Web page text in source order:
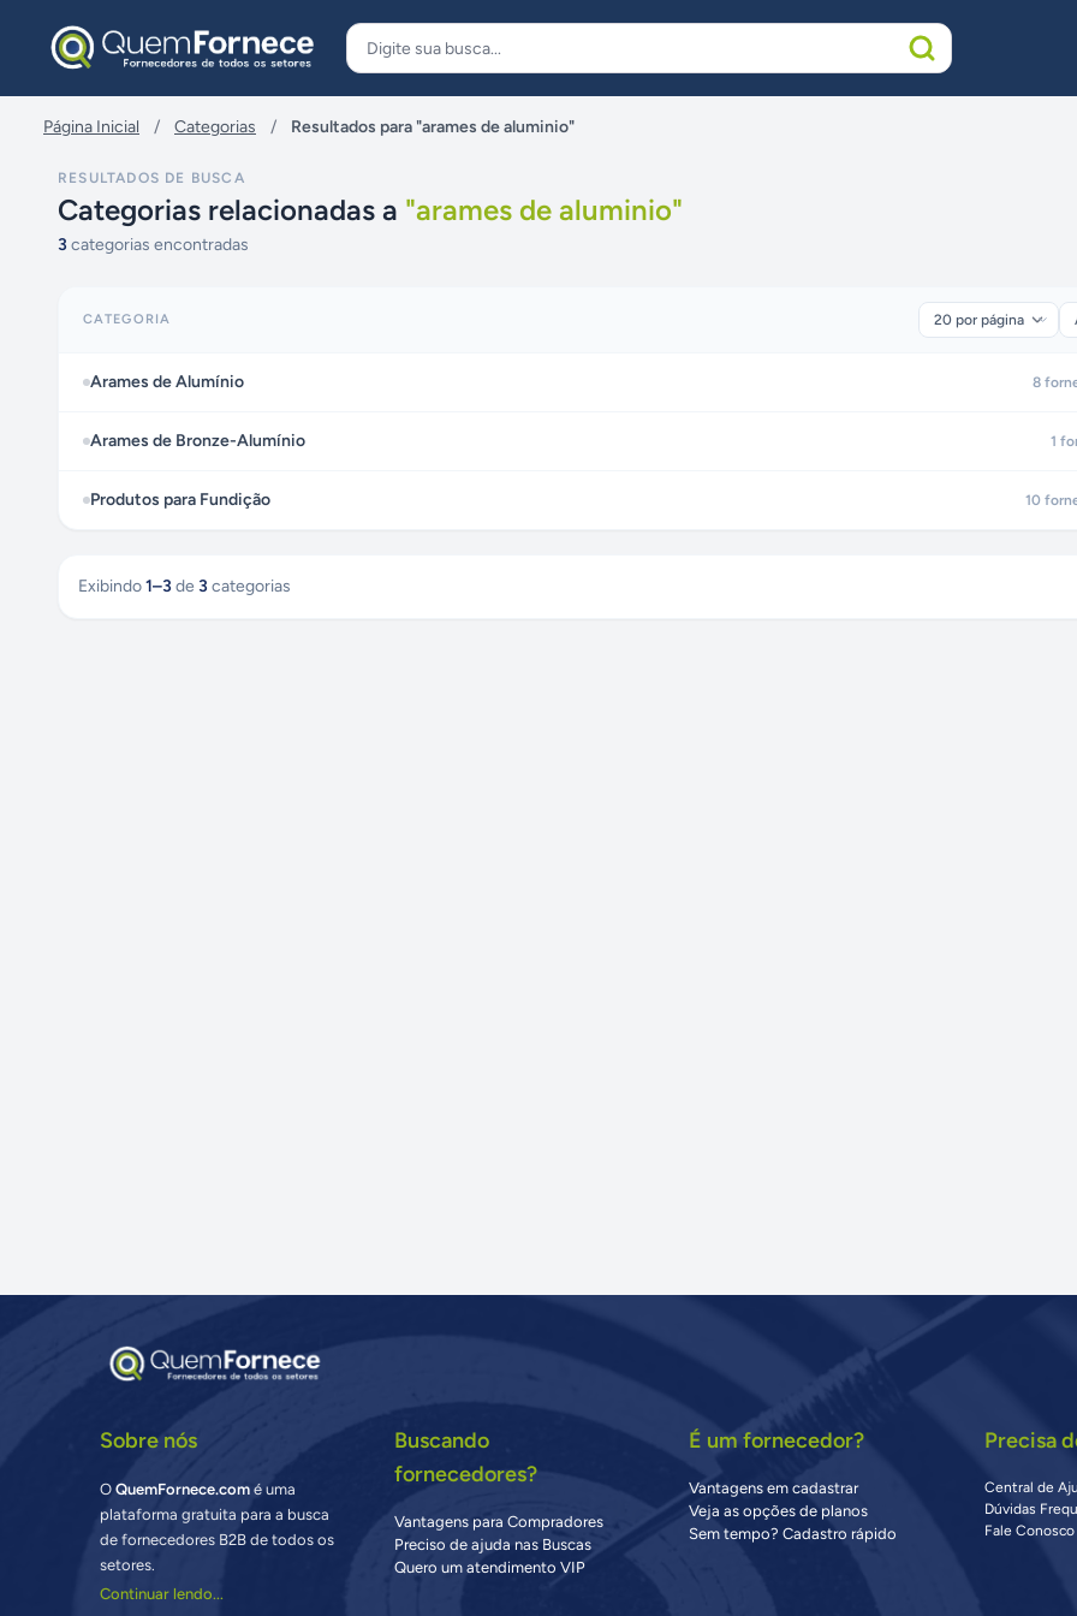
Página Inicial / Categorias / Resultados para "arames de aluminio"
RESULTADOS DE BUSCA
Categorias relacionadas a "arames de aluminio"
3 categorias encontradas
CATEGORIA
Arames de Alumínio 8
Arames de Bronze-Alumínio 1
Produtos para Fundição 10
Exibindo1–3 de 3 categorias
Sobre nós
OQuemFornece.com é uma
plataforma gratuita para a busca
de fornecedores B2B de todos os
setores.
Continuar lendo...
Buscando
fornecedores?
Vantagens para Compradores
Preciso de ajuda nas Buscas
Quero um atendimento VIP
É um fornecedor?
Vantagens em cadastrar
Veja as opções de planos
Sem tempo? Cadastro rápido
Precisa
Central de
Dúvidas
Fale Conosco